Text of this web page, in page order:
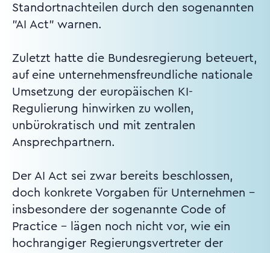
Standortnachteilen durch den sogenannten
"AI Act" warnen.
Zuletzt hatte die Bundesregierung beteuert,
auf eine unternehmensfreundliche nationale
Umsetzung der europäischen KI-
Regulierung hinwirken zu wollen,
unbürokratisch und mit zentralen
Ansprechpartnern.
Der AI Act sei zwar bereits beschlossen,
doch konkrete Vorgaben für Unternehmen -
insbesondere der sogenannte Code of
Practice - lägen noch nicht vor, wie ein
hochrangiger Regierungsvertreter der